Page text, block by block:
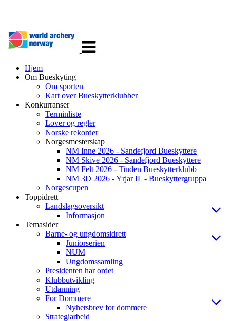
navigasjon
Hjem
Om Bueskyting
Om sporten
Kart over Bueskytterklubber
Konkurranser
Terminliste
Lover og regler
Norske rekorder
Norgesmesterskap
NM Inne 2026 - Sandefjord Bueskyttere
NM Skive 2026 - Sandefjord Bueskyttere
NM Felt 2026 - Tinden Bueskytterklubb
NM 3D 2026 - Yrjar IL - Bueskyttergruppa
Norgescupen
Toppidrett
Landslagsoversikt
Informasjon
Temasider
Barne- og ungdomsidrett
Juniorserien
NUM
Ungdomssamling
Presidenten har ordet
Klubbutvikling
Utdanning
For Dommere
Nyhetsbrev for dommere
Strategiarbeid